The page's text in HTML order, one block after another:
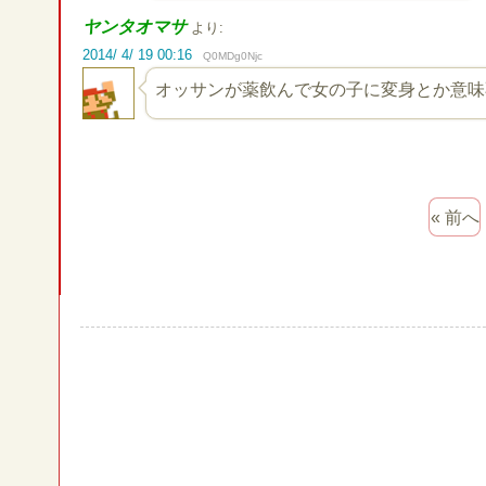
ヤンタオマサ より:
2014/ 4/ 19 00:16
Q0MDg0Njc
オッサンが薬飲んで女の子に変身とか意
« 前へ